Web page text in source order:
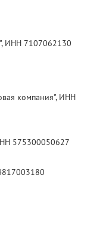
ИНН 7107062130
компания", ИНН
575300050627